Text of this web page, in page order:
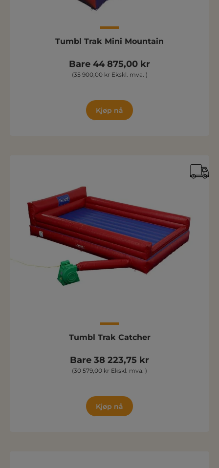
Tumbl Trak Mini Mountain
Bare 44 875,00 kr
(35 900,00 kr Ekskl. mva. )
Kjøp nå
Tumbl Trak Catcher
Bare 38 223,75 kr
(30 579,00 kr Ekskl. mva. )
Kjøp nå